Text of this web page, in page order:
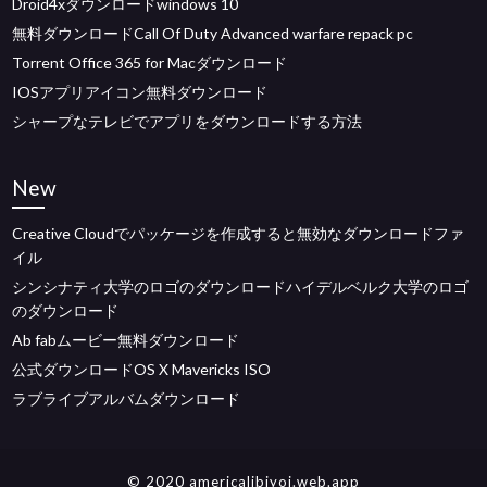
Droid4xダウンロードwindows 10
無料ダウンロードCall Of Duty Advanced warfare repack pc
Torrent Office 365 for Macダウンロード
IOSアプリアイコン無料ダウンロード
シャープなテレビでアプリをダウンロードする方法
New
Creative Cloudでパッケージを作成すると無効なダウンロードファ
イル
シンシナティ大学のロゴのダウンロードハイデルベルク大学のロゴ
のダウンロード
Ab fabムービー無料ダウンロード
公式ダウンロードOS X Mavericks ISO
ラブライブアルバムダウンロード
© 2020 americalibjyoi.web.app